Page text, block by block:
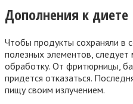
Дополнения к диете
Чтобы продукты сохраняли в
полезных элементов,
обработку. От фритюрницы,
придется отказаться.
пищу своим излучением.